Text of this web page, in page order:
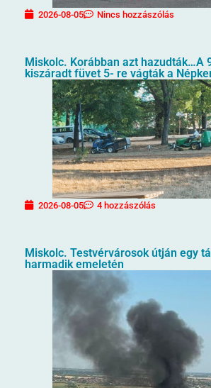
2026-08-05 Nincs hozzászólás
Miskolc. Korábban azt hazudták…A
kiszáradt füvet 5- re vágták a
2026-08-05 4 hozzászólás
Miskolc. Testvérvárosok útján egy
harmadik emeletén